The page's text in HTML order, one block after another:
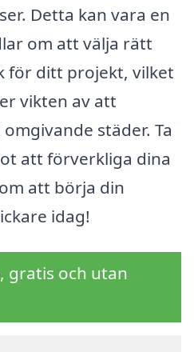
Detta kan vara en
om att välja rätt
för ditt projekt, vilket
vikten av att
städer. Ta
att förverkliga dina
att börja din
idag!
gratis och utan